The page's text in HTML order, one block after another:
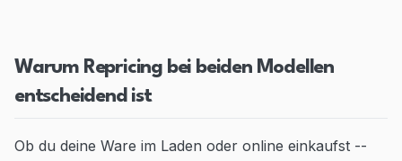
Warum Repricing bei beiden Modellen
entscheidend ist
Ob du deine Ware im Laden oder online einkaufst --